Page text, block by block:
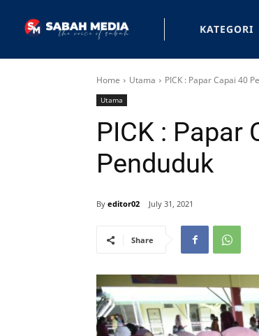
KATEGORI
Home Utama PICK : Papar Capai 40
Utama
PICK : Papar
Penduduk
By editor02 July 31, 2021
Share